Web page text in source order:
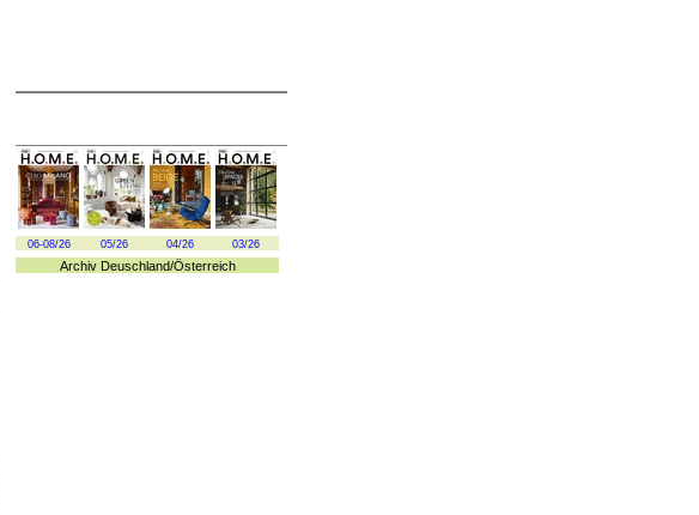
06-08/26 05/26 04/26 03/26
Archiv Deuschland/Österreich